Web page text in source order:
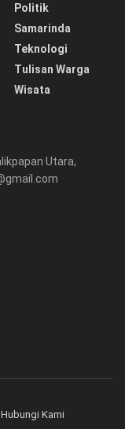
Politik
Samarinda
Teknologi
Tulisan Warga
Wisata
Utara,
Hubungi Kami